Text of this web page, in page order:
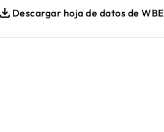
Descargar hoja de datos de